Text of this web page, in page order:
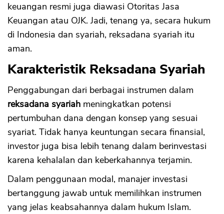
keuangan resmi juga diawasi Otoritas Jasa
Keuangan atau OJK. Jadi, tenang ya, secara hukum
di Indonesia dan syariah, reksadana syariah itu
aman.
Karakteristik Reksadana Syariah
Penggabungan dari berbagai instrumen dalam
reksadana syariah meningkatkan potensi
pertumbuhan dana dengan konsep yang sesuai
syariat. Tidak hanya keuntungan secara finansial,
investor juga bisa lebih tenang dalam berinvestasi
karena kehalalan dan keberkahannya terjamin.
Dalam penggunaan modal, manajer investasi
bertanggung jawab untuk memilihkan instrumen
yang jelas keabsahannya dalam hukum Islam.